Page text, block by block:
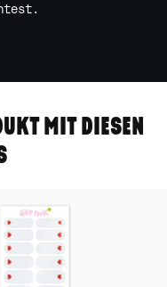
MIT DIESEN